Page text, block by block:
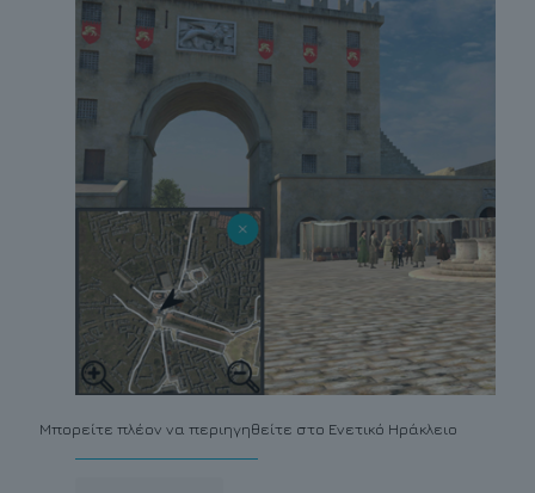
Μπορείτε πλέον να περιηγηθείτε στο Ενετικό Ηράκλειο